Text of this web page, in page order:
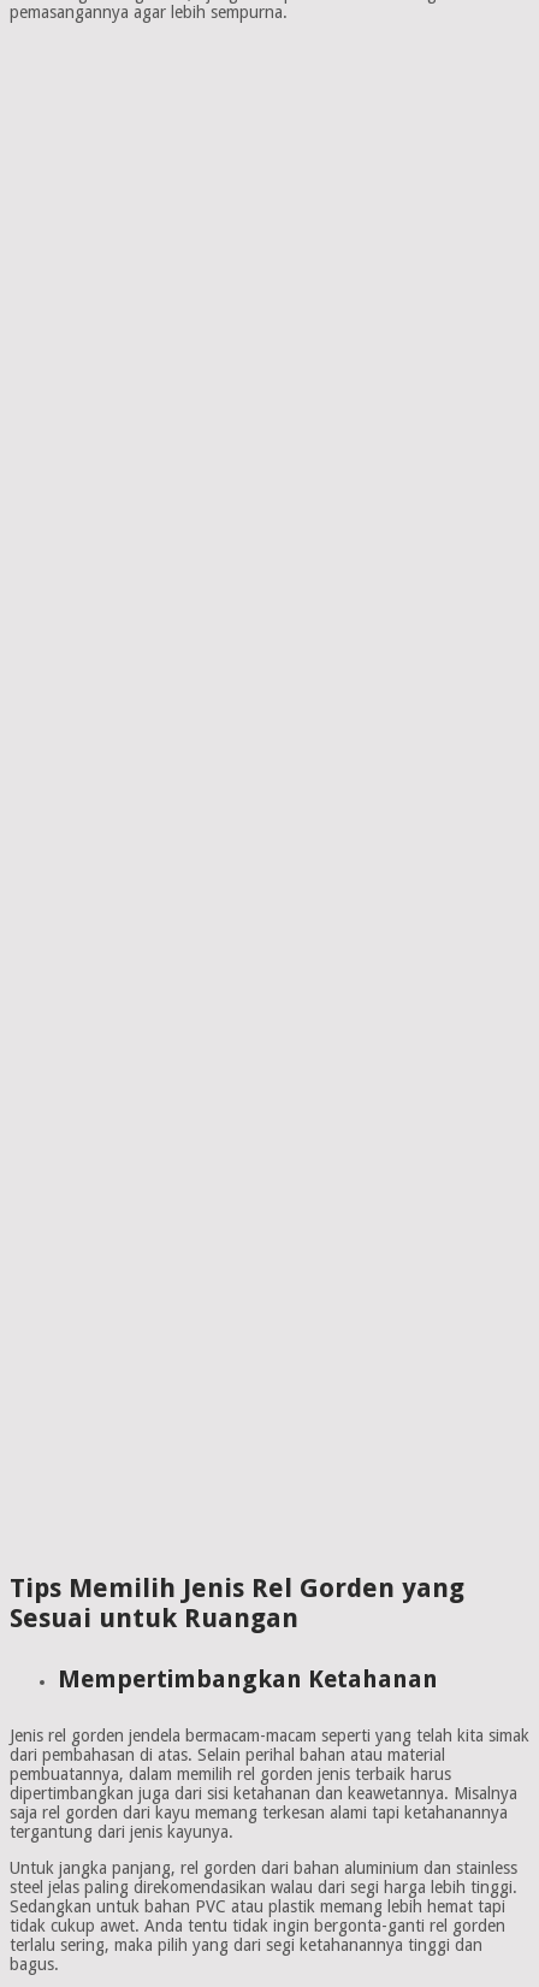
pemasangannya agar lebih sempurna.
Tips Memilih Jenis Rel Gorden yang
Sesuai untuk Ruangan
Mempertimbangkan Ketahanan
Jenis rel gorden jendela bermacam-macam seperti yang telah kita simak
dari pembahasan di atas. Selain perihal bahan atau material
pembuatannya, dalam memilih rel gorden jenis terbaik harus
dipertimbangkan juga dari sisi ketahanan dan keawetannya. Misalnya
saja rel gorden dari kayu memang terkesan alami tapi ketahanannya
tergantung dari jenis kayunya.
Untuk jangka panjang, rel gorden dari bahan aluminium dan stainless
steel jelas paling direkomendasikan walau dari segi harga lebih tinggi.
Sedangkan untuk bahan PVC atau plastik memang lebih hemat tapi
tidak cukup awet. Anda tentu tidak ingin bergonta-ganti rel gorden
terlalu sering, maka pilih yang dari segi ketahanannya tinggi dan
bagus.